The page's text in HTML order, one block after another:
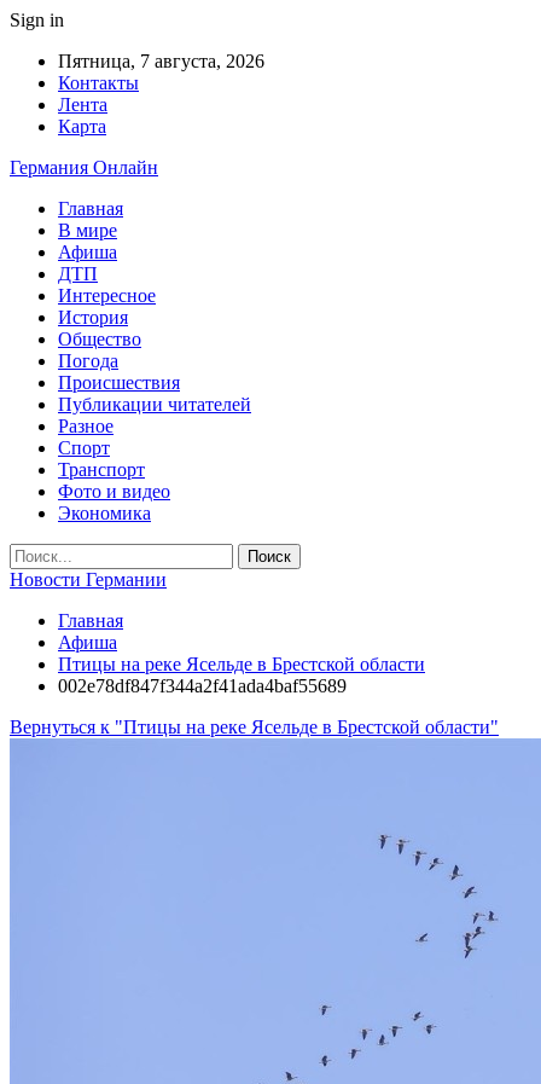
Sign in
Пятница, 7 августа, 2026
Контакты
Лента
Карта
Германия Онлайн
Главная
В мире
Афиша
ДТП
Интересное
История
Общество
Погода
Происшествия
Публикации читателей
Разное
Спорт
Транспорт
Фото и видео
Экономика
Новости Германии
Главная
Афиша
Птицы на реке Ясельде в Брестской области
002e78df847f344a2f41ada4baf55689
Вернуться к "Птицы на реке Ясельде в Брестской области"